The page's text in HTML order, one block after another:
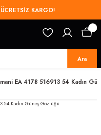
ÜCRETSİZ KARGO!
Ara
EA 4178 516913 54 Kadın